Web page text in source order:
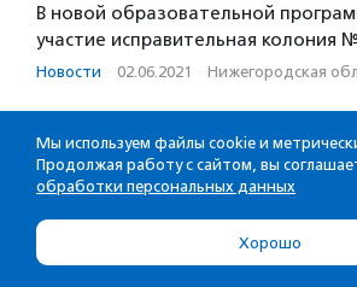
В новой образовательной
участие исправительная колония
Новости · 02.06.2021 · Нижегородская обл.
Мы используем файлы cookie и
Продолжая работу с сайтом, вы
обработки персональных данных
Хорошо